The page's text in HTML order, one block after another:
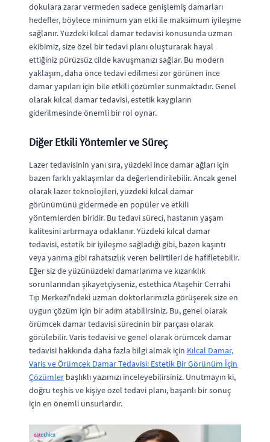
dokulara zarar vermeden sadece genişlemiş damarları
hedefler, böylece minimum yan etki ile maksimum iyileşme
sağlanır. Yüzdeki kılcal damar tedavisi konusunda uzman
ekibimiz, size özel bir tedavi planı oluşturarak hayal
ettiğiniz pürüzsüz cilde kavuşmanızı sağlar. Bu modern
yaklaşım, daha önce tedavi edilmesi zor görünen ince
damar yapıları için bile etkili çözümler sunmaktadır. Genel
olarak kılcal damar tedavisi, estetik kaygıların
giderilmesinde önemli bir rol oynar.
Diğer Etkili Yöntemler ve Süreç
Lazer tedavisinin yanı sıra, yüzdeki ince damar ağları için
bazen farklı yaklaşımlar da değerlendirilebilir. Ancak genel
olarak lazer teknolojileri, yüzdeki kılcal damar
görünümünü gidermede en popüler ve etkili
yöntemlerden biridir. Bu tedavi süreci, hastanın yaşam
kalitesini artırmaya odaklanır. Yüzdeki kılcal damar
tedavisi, estetik bir iyileşme sağladığı gibi, bazen kaşıntı
veya yanma gibi rahatsızlık veren belirtileri de hafifletebilir.
Eğer siz de yüzünüzdeki damarlanma ve kızarıklık
sorunlarından şikayetçiyseniz, estethica Ataşehir Cerrahi
Tıp Merkezi'ndeki uzman doktorlarımızla görüşerek size en
uygun çözüm için bir adım atabilirsiniz. Bu, genel olarak
örümcek damar tedavisi sürecinin bir parçası olarak
görülebilir. Varis tedavisi ve genel olarak örümcek damar
tedavisi hakkında daha fazla bilgi almak için Kılcal Damar,
Varis ve Örümcek Damar Tedavisi: Estetik Bir Görünüm İçin
Çözümler başlıklı yazımızı inceleyebilirsiniz. Unutmayın ki,
doğru teşhis ve kişiye özel tedavi planı, başarılı bir sonuç
için en önemli unsurlardır.